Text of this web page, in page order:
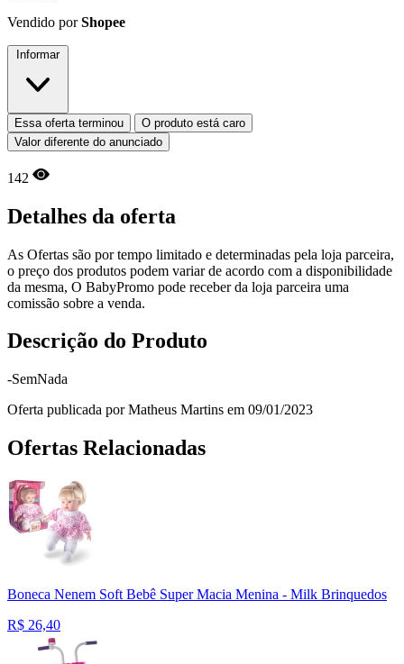
Vendido porShopee
Informar
Essa oferta terminou
O produto está caro
Valor diferente do anunciado
142
Detalhes da oferta
As Ofertas são por tempo limitado e determinadas pela loja parceira,
o preço dos produtos podem variar de acordo com a disponibilidade
da mesma, O BabyPromo pode receber da loja parceira uma
comissão sobre a venda.
Descrição do Produto
-SemNada
Oferta publicada por Matheus Martins em 09/01/2023
Ofertas Relacionadas
Boneca Nenem Soft Bebê Super Macia Menina - Milk Brinquedos
R$ 26,40